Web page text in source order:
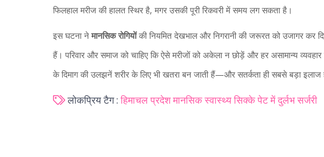
फिलहाल मरीज की हालत स्थिर है, मगर उसकी पूरी रिकवरी में समय लग सकता है।
इस घटना ने मानसिक रोगियोंकी नियमित देखभाल और निगरानी की जरूरत को उजागर कर
हैं। परिवार और समाज को चाहिए कि ऐसे मरीजों को अकेला न छोड़ें और हर असामान्य
के दिमाग की उलझनें शरीर के लिए भी खतरा बन जाती हैं—और सतर्कता ही सबसे बड़ा इलाज
लोकप्रिय टैग : हिमाचल प्रदेश मानसिक स्वास्थ्य सिक्के पेट में दुर्लभ सर्जरी